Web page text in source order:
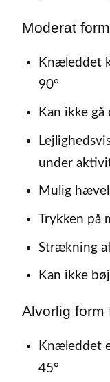
Moderat
Knæleddet
90°
Kan ikke
under
Mulig
Trykken på
Strækning
Kan ikke
Alvorlig
Knæleddet
45°